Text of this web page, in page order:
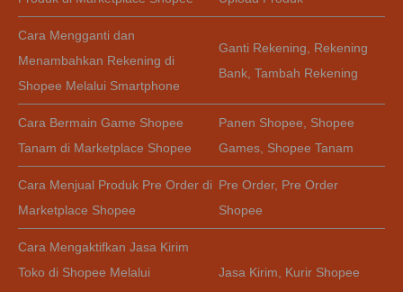
Cara Mengganti dan
Menambahkan Rekening di
Shopee Melalui Smartphone
Ganti Rekening, Rekening
Bank, Tambah Rekening
Cara Bermain Game Shopee
Tanam di Marketplace Shopee
Panen Shopee, Shopee
Games, Shopee Tanam
Cara Menjual Produk Pre Order di
Marketplace Shopee
Pre Order, Pre Order
Shopee
Cara Mengaktifkan Jasa Kirim
Toko di Shopee Melalui
Jasa Kirim, Kurir Shopee